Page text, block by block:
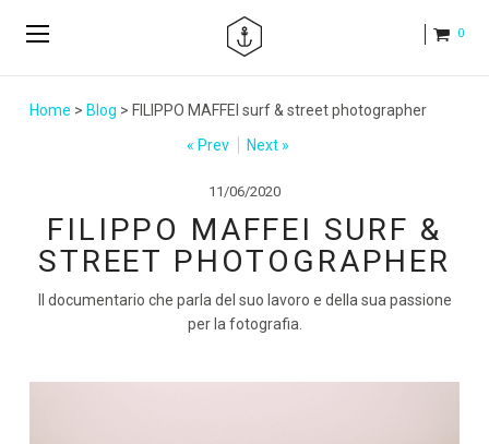
0
Home > Blog > FILIPPO MAFFEI surf & street photographer
« Prev
Next »
11/06/2020
FILIPPO MAFFEI SURF &
STREET PHOTOGRAPHER
Il documentario che parla del suo lavoro e della sua passione
per la fotografia.